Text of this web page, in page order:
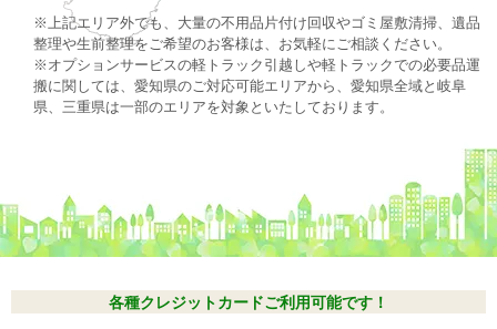
※上記エリア外でも、大量の不用品片付け回収やゴミ屋敷清掃、遺品
整理や生前整理をご希望のお客様は、お気軽にご相談ください。
※オプションサービスの軽トラック引越しや軽トラックでの必要品運
搬に関しては、愛知県のご対応可能エリアから、愛知県全域と岐阜
県、三重県は一部のエリアを対象といたしております。
各種クレジットカードご利用可能です！